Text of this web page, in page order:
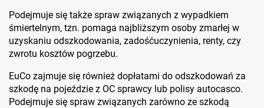
Podejmuje się także spraw związanych z wypadkiem
śmiertelnym, tzn. pomaga najbliższym osoby zmarłej w
uzyskaniu odszkodowania, zadośćuczynienia, renty, czy
zwrotu kosztów pogrzebu.
EuCo zajmuje się również dopłatami do odszkodowań za
szkodę na pojeździe z OC sprawcy lub polisy autocasco.
Podejmuje się spraw związanych zarówno ze szkodą